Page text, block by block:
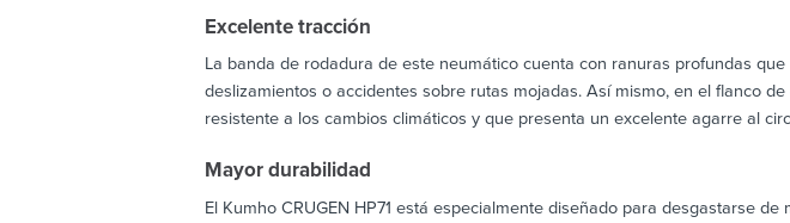
Excelente tracción
La banda de rodadura de este neumático cuenta con ranuras profundas
deslizamientos o accidentes sobre rutas mojadas. Así mismo, en el flanco
resistente a los cambios climáticos y que presenta un excelente agarre al
Mayor durabilidad
El Kumho CRUGEN HP71 está especialmente diseñado para desgastarse